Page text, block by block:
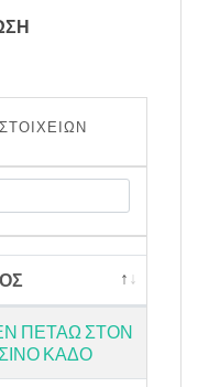
ΣΤΟΙΧΕΙΩΝ
ΠΕΤΑΩ ΣΤΟΝ
ΚΑΔΟ